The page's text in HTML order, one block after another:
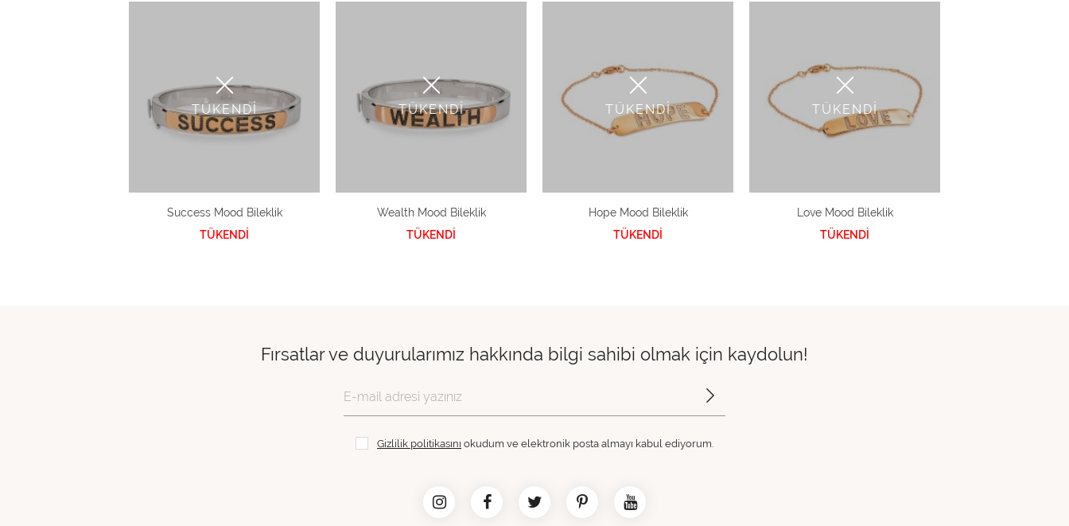
TÜKENDİ
Success Mood Bileklik
TÜKENDİ
TÜKENDİ
Wealth Mood Bileklik
TÜKENDİ
TÜKENDİ
Hope Mood Bileklik
TÜKENDİ
TÜKENDİ
Love Mood Bileklik
TÜKENDİ
Fırsatlar ve duyurularımız hakkında bilgi sahibi olmak için kaydolun!
Gizlilik politikasını okudum ve elektronik posta almayı kabul ediyorum.